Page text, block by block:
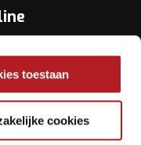
toestaan
cookies